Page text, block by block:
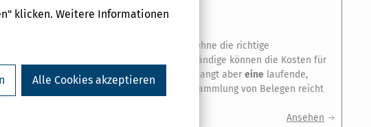
klicken. Weitere Informationen
Alle Cookies akzeptieren
Urteil des Bundesfinanzhofs (BFH) zeigt: Ohne die richtige
vorteil verloren. Zusammenfassung Selbstständige können die Kosten für
absetzen. Der Bundesfinanzhof verlangt aber eine laufende,
aller Aufwendungen.
bloße Sammlung von Belegen reicht
Ansehen